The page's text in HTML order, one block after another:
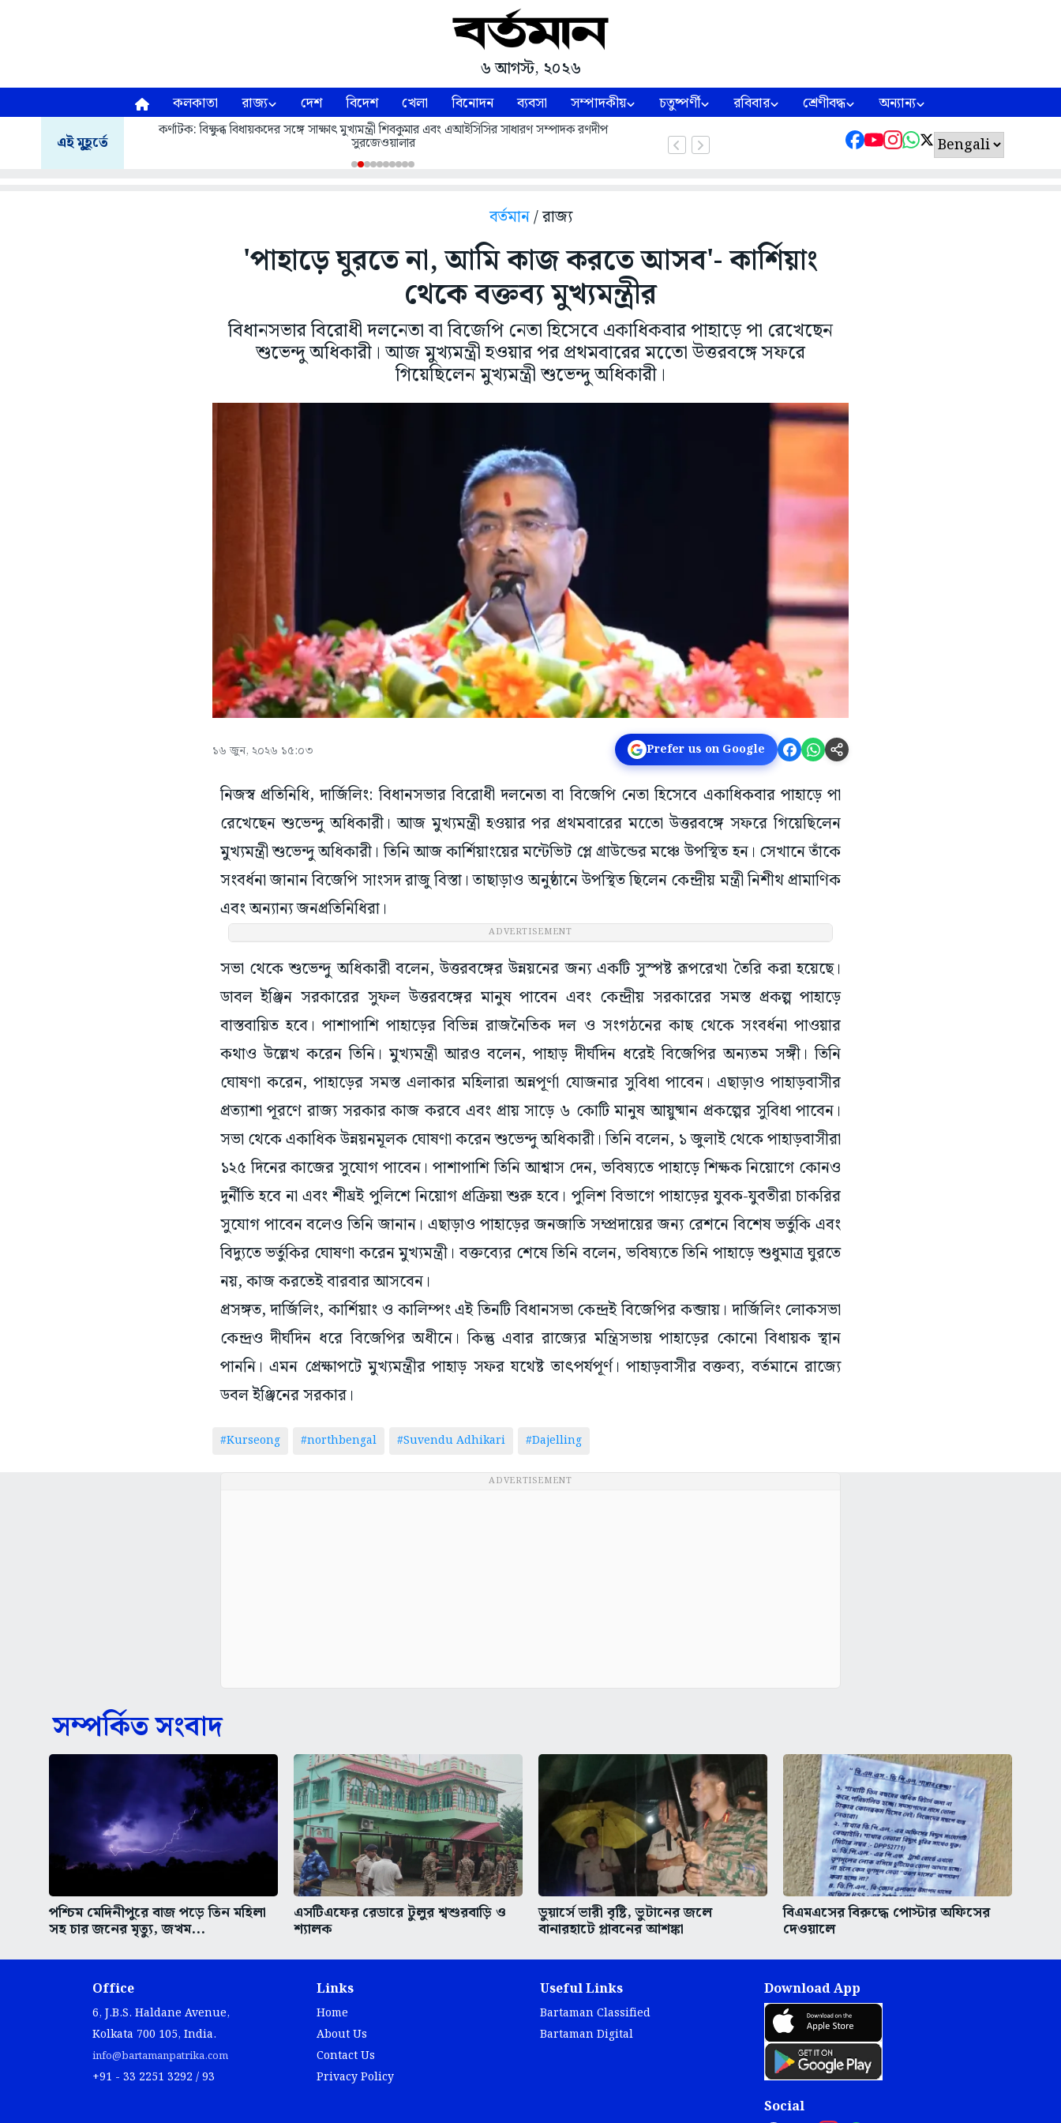
৬ আগস্ট, ২০২৬
কলকাতা রাজ্য দেশ বিদেশ খেলা বিনোদন ব্যবসা সম্পাদকীয় চতুষ্পর্ণী রবিবার শ্রেণীবদ্ধ অন্যান্য
এই মুহূর্তে
কর্ণাটক: বিক্ষুব্ধ বিধায়কদের সঙ্গে সাক্ষাৎ মুখ্যমন্ত্রী শিবকুমার এবং এআইসিসির সাধারণ সম্পাদক রণদীপ
সুরজেওয়ালার
বর্তমান/ রাজ্য
'পাহাড়ে ঘুরতে না, আমি কাজ করতে আসব'- কার্শিয়াং
থেকে বক্তব্য মুখ্যমন্ত্রীর
বিধানসভার বিরোধী দলনেতা বা বিজেপি নেতা হিসেবে একাধিকবার পাহাড়ে পা রেখেছেন
শুভেন্দু অধিকারী। আজ মুখ্যমন্ত্রী হওয়ার পর প্রথমবারের মতেো উত্তরবঙ্গে সফরে
গিয়েছিলেন মুখ্যমন্ত্রী শুভেন্দু অধিকারী।
১৬ জুন, ২০২৬ ১৫:০৩ Prefer us on Google
নিজস্ব প্রতিনিধি, দার্জিলিং: বিধানসভার বিরোধী দলনেতা বা বিজেপি নেতা হিসেবে একাধিকবার পাহাড়ে পা
রেখেছেন শুভেন্দু অধিকারী। আজ মুখ্যমন্ত্রী হওয়ার পর প্রথমবারের মতেো উত্তরবঙ্গে সফরে গিয়েছিলেন
মুখ্যমন্ত্রী শুভেন্দু অধিকারী। তিনি আজ কার্শিয়াংয়ের মন্টেভিট প্লে গ্রাউন্ডের মঞ্চে উপস্থিত হন। সেখানে তাঁকে
সংবর্ধনা জানান বিজেপি সাংসদ রাজু বিস্তা। তাছাড়াও অনুষ্ঠানে উপস্থিত ছিলেন কেন্দ্রীয় মন্ত্রী নিশীথ প্রামাণিক
এবং অন্যান্য জনপ্রতিনিধিরা।
ADVERTISEMENT
সভা থেকে শুভেন্দু অধিকারী বলেন, উত্তরবঙ্গের উন্নয়নের জন্য একটি সুস্পষ্ট রূপরেখা তৈরি করা হয়েছে।
ডাবল ইঞ্জিন সরকারের সুফল উত্তরবঙ্গের মানুষ পাবেন এবং কেন্দ্রীয় সরকারের সমস্ত প্রকল্প পাহাড়ে
বাস্তবায়িত হবে। পাশাপাশি পাহাড়ের বিভিন্ন রাজনৈতিক দল ও সংগঠনের কাছ থেকে সংবর্ধনা পাওয়ার
কথাও উল্লেখ করেন তিনি। মুখ্যমন্ত্রী আরও বলেন, পাহাড় দীর্ঘদিন ধরেই বিজেপির অন্যতম সঙ্গী। তিনি
ঘোষণা করেন, পাহাড়ের সমস্ত এলাকার মহিলারা অন্নপূর্ণা যোজনার সুবিধা পাবেন। এছাড়াও পাহাড়বাসীর
প্রত্যাশা পূরণে রাজ্য সরকার কাজ করবে এবং প্রায় সাড়ে ৬ কোটি মানুষ আয়ুষ্মান প্রকল্পের সুবিধা পাবেন।
সভা থেকে একাধিক উন্নয়নমূলক ঘোষণা করেন শুভেন্দু অধিকারী। তিনি বলেন, ১ জুলাই থেকে পাহাড়বাসীরা
১২৫ দিনের কাজের সুযোগ পাবেন। পাশাপাশি তিনি আশ্বাস দেন, ভবিষ্যতে পাহাড়ে শিক্ষক নিয়োগে কোনও
দুর্নীতি হবে না এবং শীঘ্রই পুলিশে নিয়োগ প্রক্রিয়া শুরু হবে। পুলিশ বিভাগে পাহাড়ের যুবক-যুবতীরা চাকরির
সুযোগ পাবেন বলেও তিনি জানান। এছাড়াও পাহাড়ের জনজাতি সম্প্রদায়ের জন্য রেশনে বিশেষ ভর্তুকি এবং
বিদ্যুতে ভর্তুকির ঘোষণা করেন মুখ্যমন্ত্রী। বক্তব্যের শেষে তিনি বলেন, ভবিষ্যতে তিনি পাহাড়ে শুধুমাত্র ঘুরতে
নয়, কাজ করতেই বারবার আসবেন।
প্রসঙ্গত, দার্জিলিং, কার্শিয়াং ও কালিম্পং এই তিনটি বিধানসভা কেন্দ্রই বিজেপির কব্জায়। দার্জিলিং লোকসভা
কেন্দ্রও দীর্ঘদিন ধরে বিজেপির অধীনে। কিন্তু এবার রাজ্যের মন্ত্রিসভায় পাহাড়ের কোনো বিধায়ক স্থান
পাননি। এমন প্রেক্ষাপটে মুখ্যমন্ত্রীর পাহাড় সফর যথেষ্ট তাৎপর্যপূর্ণ। পাহাড়বাসীর বক্তব্য, বর্তমানে রাজ্যে
ডবল ইঞ্জিনের সরকার।
#Kurseong #northbengal #Suvendu Adhikari #Dajelling
ADVERTISEMENT
সম্পর্কিত সংবাদ
পশ্চিম মেদিনীপুরে বাজ পড়ে তিন মহিলা
সহ চার জনের মৃত্যু, জখম...
এসটিএফের রেডারে টুলুর শ্বশুরবাড়ি ও
শ্যালক
ডুয়ার্সে ভারী বৃষ্টি, ভুটানের জলে
বানারহাটে প্লাবনের আশঙ্কা
বিএমএসের বিরুদ্ধে পোস্টার অফিসের
দেওয়ালে
Office
6, J.B.S. Haldane Avenue,
Kolkata 700 105, India.
info@bartamanpatrika.com
+91 - 33 2251 3292 / 93
Links
Home
About Us
Contact Us
Privacy Policy
Useful Links
Bartaman Classified
Bartaman Digital
Download App
Social